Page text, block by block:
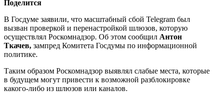
Поделится
В Госдуме заявили, что масштабный сбой Telegram был
вызван проверкой и перенастройкой шлюзов, которую
осуществлял Роскомнадзор. Об этом сообщил Антон
Ткачев, зампред Комитета Госдумы по информационной
политике.
Таким образом Роскомнадзор выявлял слабые места, которые
в будущем могут привести к возможной разблокировке
какого-либо из шлюзов или каналов.